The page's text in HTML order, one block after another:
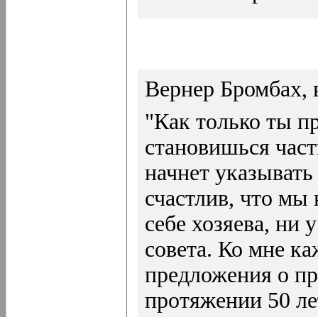
Вернер Бромбах,
"Как только ты
становишься
начнет
счастлив, что
себе хозяева, ни
совета. Ко мне
предложения о
протяжении 50